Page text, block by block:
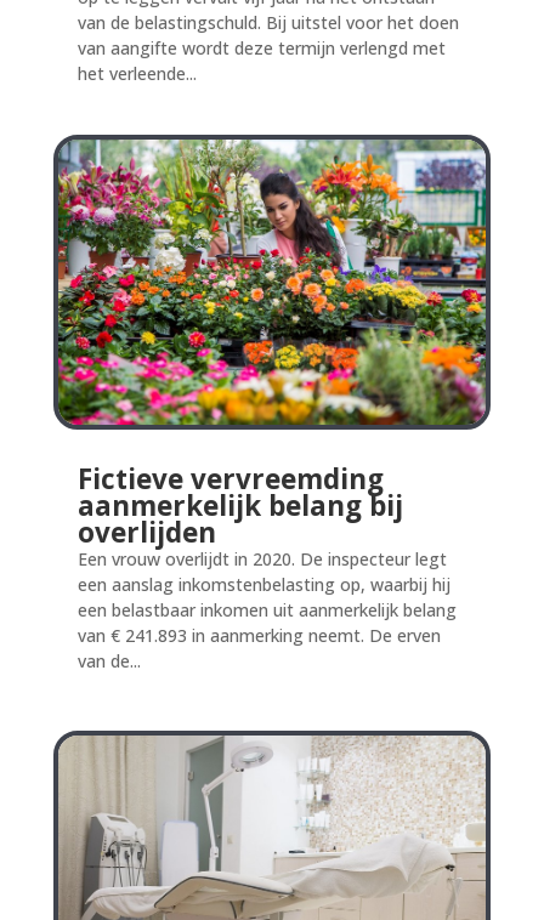
van de belastingschuld. Bij uitstel voor het doen
van aangifte wordt deze termijn verlengd met
het verleende...
Fictieve vervreemding
aanmerkelijk belang bij
overlijden
Een vrouw overlijdt in 2020. De inspecteur legt
een aanslag inkomstenbelasting op, waarbij hij
een belastbaar inkomen uit aanmerkelijk belang
van € 241.893 in aanmerking neemt. De erven
van de...